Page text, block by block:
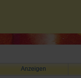
Anzeigen